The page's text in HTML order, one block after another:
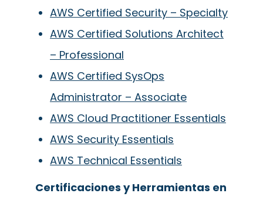
AWS Certified Security – Specialty
AWS Certified Solutions Architect
– Professional
AWS Certified SysOps
Administrator – Associate
AWS Cloud Practitioner Essentials
AWS Security Essentials
AWS Technical Essentials
Certificaciones y Herramientas en